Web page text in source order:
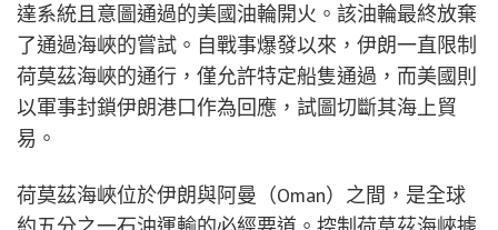
達系統且意圖通過的美國油輪開火。該油輪最終放棄
了通過海峽的嘗試。自戰事爆發以來，伊朗一直限制
荷莫茲海峽的通行，僅允許特定船隻通過，而美國則
以軍事封鎖伊朗港口作為回應，試圖切斷其海上貿
易。
荷莫茲海峽位於伊朗與阿曼（Oman）之間，是全球